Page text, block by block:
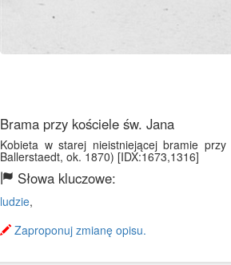
Brama przy kościele św. Jana
Kobieta w starej nieistniejącej bramie
Ballerstaedt, ok. 1870) [IDX:1673,1316]
Słowa kluczowe:
ludzie,
Zaproponuj zmianę opisu.